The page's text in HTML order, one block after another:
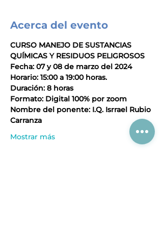
Acerca del evento
CURSO MANEJO DE SUSTANCIAS
QUÍMICAS Y RESIDUOS PELIGROSOS
Fecha: 07 y 08 de marzo del 2024
Horario: 15:00 a 19:00 horas.
Duración: 8 horas
Formato: Digital 100% por zoom
Nombre del ponente: I.Q. Isrrael Rubio
Carranza
Mostrar más